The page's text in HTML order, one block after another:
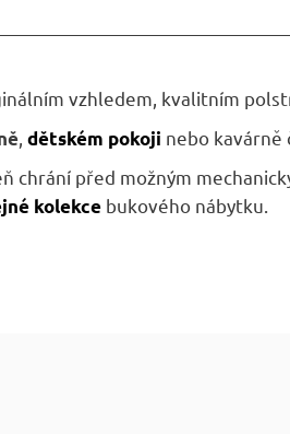
vzhledem, kvalitním
dětském pokoji nebo kavárně
chrání před možným
kolekce bukového nábytku.